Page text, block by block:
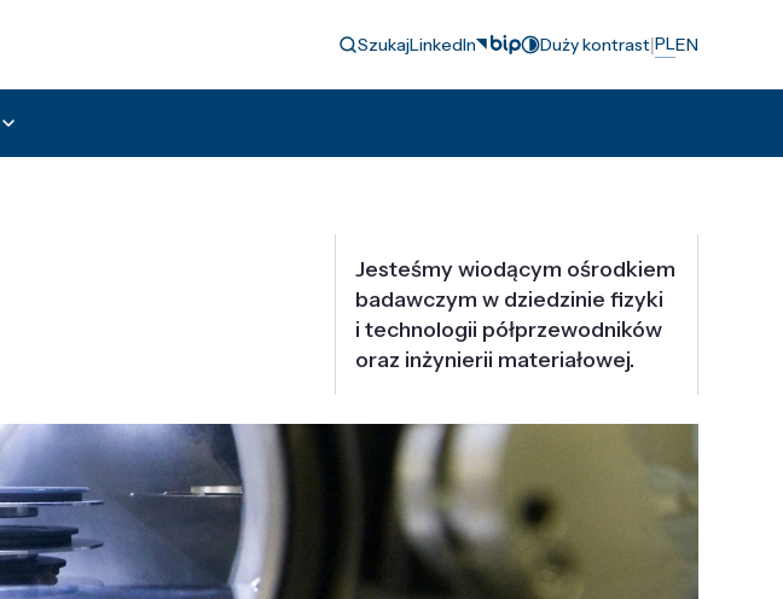
SzukajLinkedIn Duży kontrast|PLEN
Jesteśmy wiodącym ośrodkiem
badawczym w dziedzinie fizyki
i technologii półprzewodników
oraz inżynierii materiałowej.